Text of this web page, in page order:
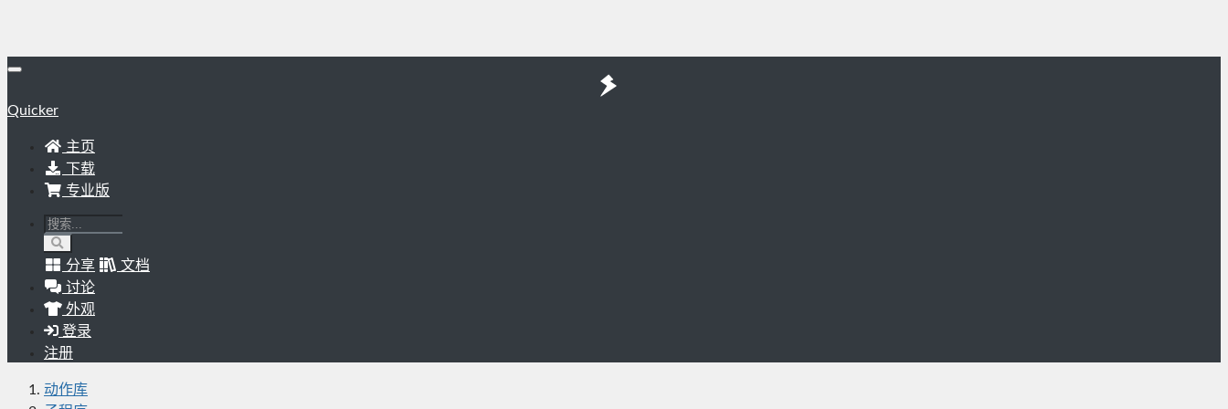
Quicker
主页
下载
专业版
分享
文档
讨论
外观
登录
注册
动作库